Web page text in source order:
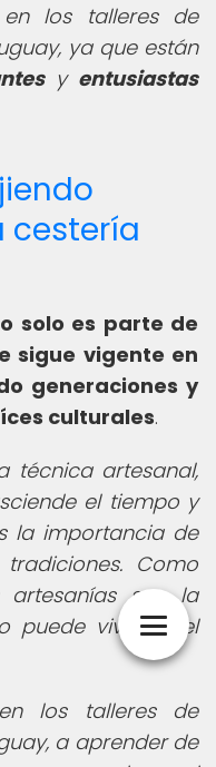
los talleres de
ya que están
y entusiastas
cestería
solo es parte de
sigue vigente en
generaciones y
culturales.
técnica artesanal,
el tiempo y
la importancia de
Como
artesanías son la
puede vivir en el
los talleres de
a aprender de